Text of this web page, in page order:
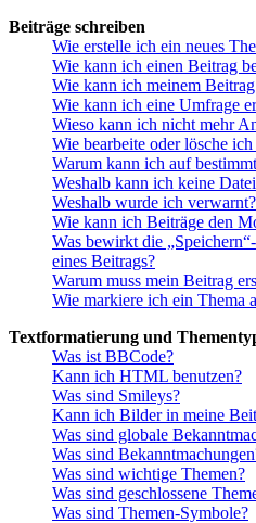
Beiträge schreiben
Wie erstelle ich ein neues
Wie kann ich einen Beitrag
Wie kann ich meinem
Wie kann ich eine Umfrage
Wieso kann ich nicht mehr
Wie bearbeite oder lösche
Warum kann ich auf
Weshalb kann ich keine
Weshalb wurde ich verwarnt?
Wie kann ich Beiträge den
Was bewirkt die
eines Beitrags?
Warum muss mein Beitrag
Wie markiere ich ein Thema
Textformatierung und
Was ist BBCode?
Kann ich HTML benutzen?
Was sind Smileys?
Kann ich Bilder in meine
Was sind globale
Was sind
Was sind wichtige Themen?
Was sind geschlossene
Was sind Themen-Symbole?